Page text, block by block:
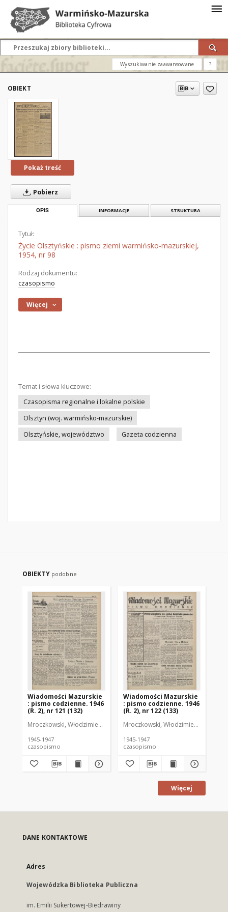
Wyszukiwanie zaawansowane ?
OBIEKT
Pokaż treść
Pobierz
OPIS INFORMACJE STRUKTURA
Tytuł:
Życie Olsztyńskie : pismo ziemi warmińsko-mazurskiej,
1954, nr 98
Rodzaj dokumentu:
czasopismo
Więcej
Temat i słowa kluczowe:
Czasopisma regionalne i lokalne polskie
Olsztyn (woj. warmińsko-mazurskie)
Olsztyńskie, województwo
Gazeta codzienna
OBIEKTY podobne
Wiadomości Mazurskie
: pismo codzienne. 1946
(R. 2), nr 121 (132)
Mroczkowski, Włodzimierz (1902-1971). Redaktor
1945-1947
czasopismo
Wiadomości Mazurskie
: pismo codzienne. 1946
(R. 2), nr 122 (133)
Mroczkowski, Włodzimierz (1902-
1945-1947
czasopismo
Więcej
DANE KONTAKTOWE
Adres
Wojewódzka Biblioteka Publiczna
im. Emilii Sukertowej-Biedrawiny